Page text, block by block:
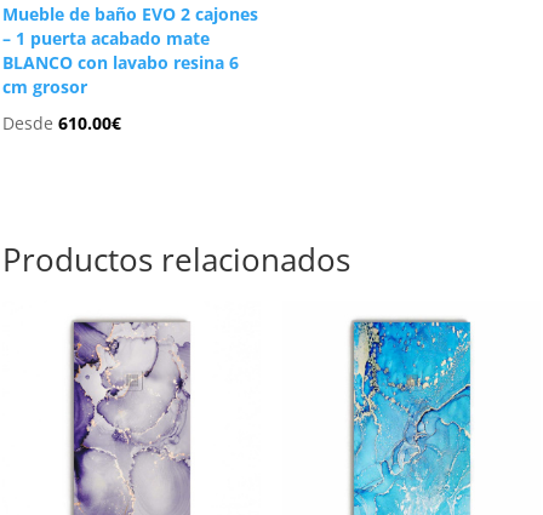
Mueble de baño EVO 2 cajones
– 1 puerta acabado mate
BLANCO con lavabo resina 6
cm grosor
Desde610.00€
Productos relacionados